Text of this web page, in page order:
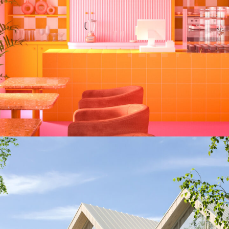
„BAJKA” w Mirkowie pod
Wrocławiem, Wyjątkowa Sala
Zabaw dla Dzieci z Kawiarnią